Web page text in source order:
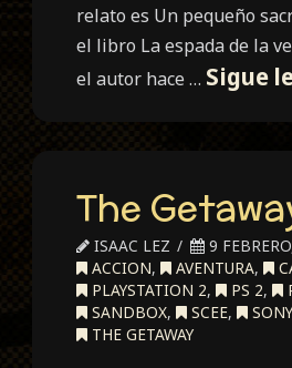
relato es Un pequeño
el libro La espada de la
el autor hace … Sigue
The
ISAAC LEZ
9
ACCION, AVENTURA,
PLAYSTATION 2, PS 2,
SANDBOX, SCEE, SONY
THE GETAWAY